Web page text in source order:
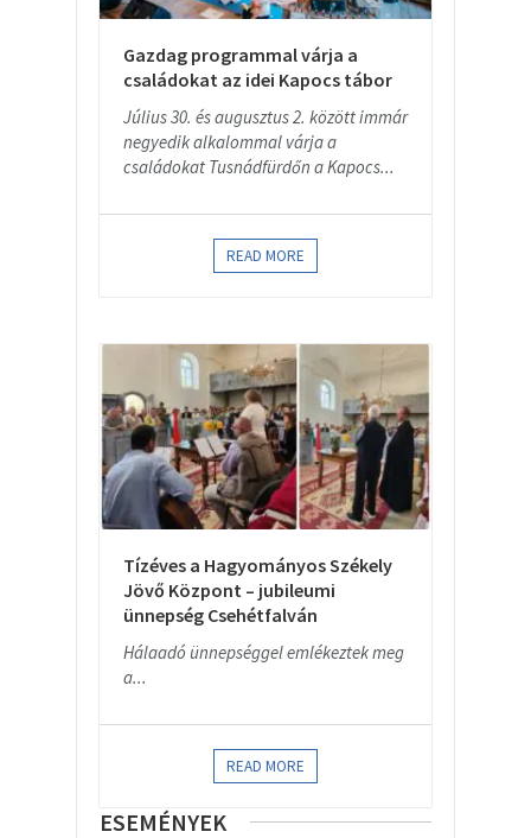
Gazdag programmal várja a
családokat az idei Kapocs tábor
Július 30. és augusztus 2. között immár
negyedik alkalommal várja a
családokat Tusnádfürdőn a Kapocs...
READ MORE
Tízéves a Hagyományos Székely
Jövő Központ – jubileumi
ünnepség Csehétfalván
Hálaadó ünnepséggel emlékeztek meg
a...
READ MORE
ESEMÉNYEK